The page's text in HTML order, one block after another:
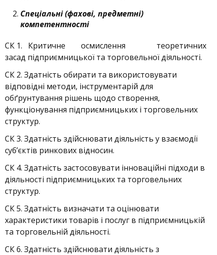
Спеціальні (фахові, предметні)
компетентності
СК 1. Критичне осмислення теоретичних
засад підприємницької та торговельної діяльності.
СК 2. Здатність обирати та використовувати
відповідні методи, інструментарій для
обґрунтування рішень щодо створення,
функціонування підприємницьких і торговельних
структур.
СК 3. Здатність здійснювати діяльність у взаємодії
суб’єктів ринкових відносин.
СК 4. Здатність застосовувати інноваційні підходи в
діяльності підприємницьких та торговельних
структур.
СК 5. Здатність визначати та оцінювати
характеристики товарів і послуг в підприємницькій
та торговельній діяльності.
СК 6. Здатність здійснювати діяльність з